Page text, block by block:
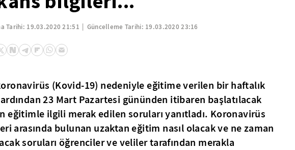
Tarihi: 19.03.2020 21:51 Güncelleme Tarihi: 19.03.2020 23:16
(Kovid-19) nedeniyle eğitime verilen bir haftalık
ardından 23 Mart Pazartesi gününden itibaren başlatılacak
eğitimle ilgili merak edilen soruları yanıtladı. Koronavirüs
arasında bulunan uzaktan eğitim nasıl olacak ve ne zaman
soruları öğrenciler ve veliler tarafından merakla